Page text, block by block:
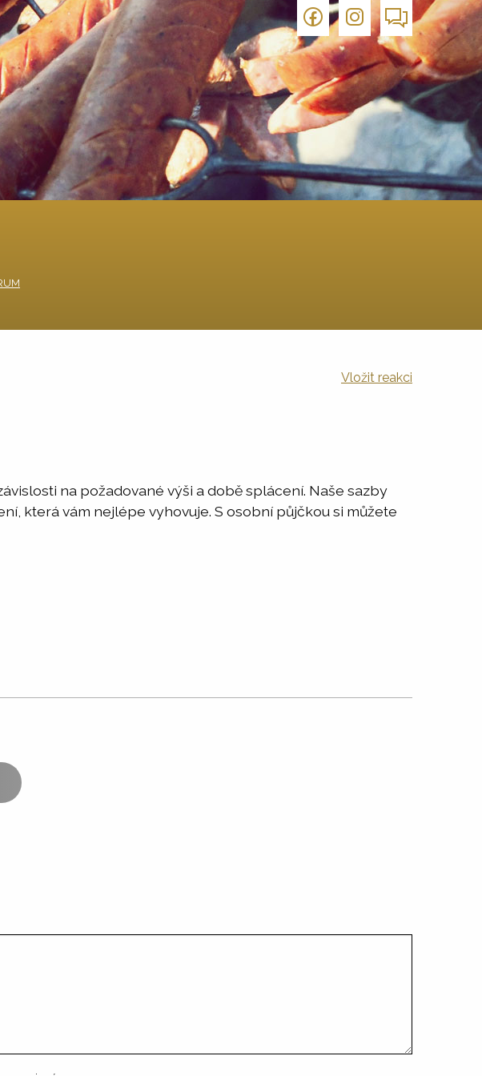
Vložit reakci
na požadované výši a době splácení. Naše sazby
která vám nejlépe vyhovuje. S osobní půjčkou si můžete